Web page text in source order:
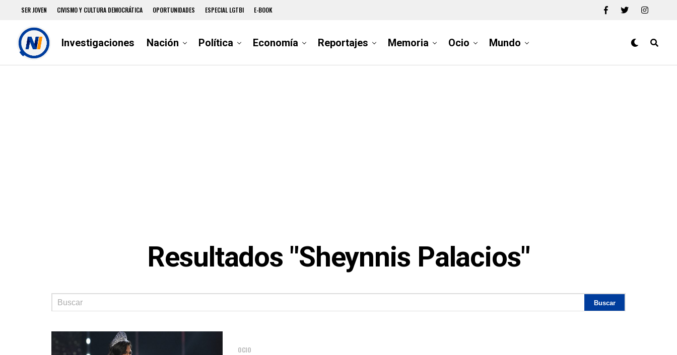
SER JOVEN CIVISMO Y CULTURA DEMOCRÁTICA OPORTUNIDADES ESPECIAL LGTBI E-BOOK
Investigaciones Nación Política Economía Reportajes Memoria Ocio Mundo
Resultados "Sheynnis Palacios"
OCIO